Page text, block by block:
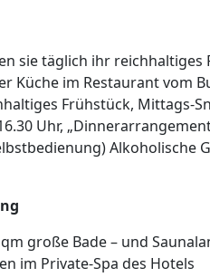
sie täglich ihr
Küche im Restaurant vom
Frühstück, Mittags-
Uhr,
Alkoholische
große Bade – und
im Private-Spa des Hotels